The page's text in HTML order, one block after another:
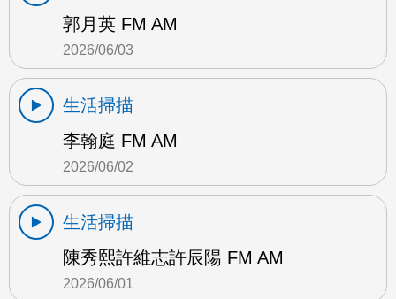
郭月英 FM AM
2026/06/03
生活掃描
李翰庭 FM AM
2026/06/02
生活掃描
陳秀熙許維志許辰陽 FM AM
2026/06/01